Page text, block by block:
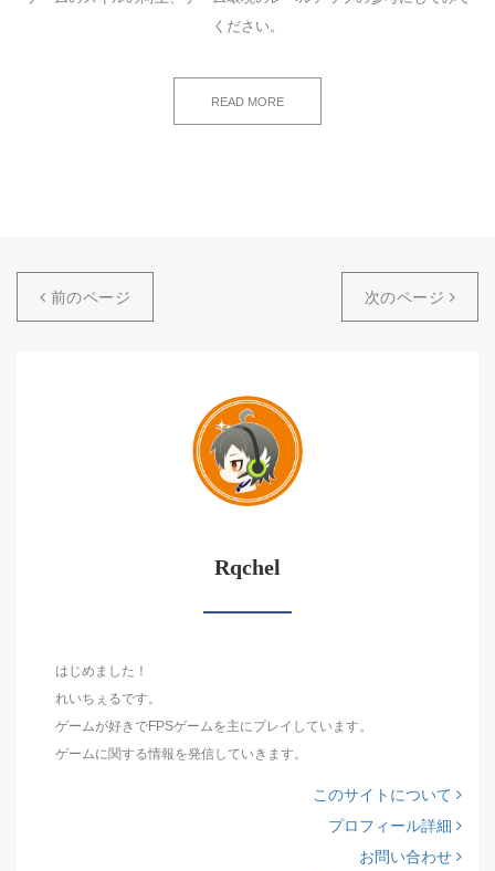
ください。
READ MORE
前のページ 次のページ
Rqchel
はじめました！
れいちぇるです。
ゲームが好きでFPSゲームを主にプレイしています。
ゲームに関する情報を発信していきます。
このサイトについて
プロフィール詳細
お問い合わせ